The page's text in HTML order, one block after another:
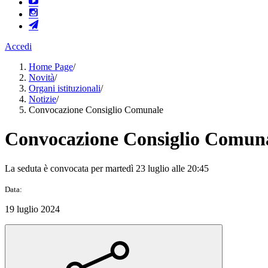
Accedi
Home Page/
Novità/
Organi istituzionali/
Notizie/
Convocazione Consiglio Comunale
Convocazione Consiglio
La seduta è convocata per martedì 23 luglio alle 20:45
Data:
19 luglio 2024